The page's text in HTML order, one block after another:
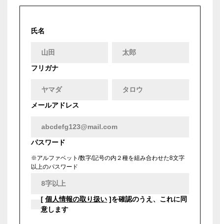
氏名
フリガナ
メールアドレス
パスワード
※アルファベット/数字/記号の内２種を組み合わせた8文字
以上のパスワード
[ 個人情報の取り扱い ]を確認のうえ、これに同
意します